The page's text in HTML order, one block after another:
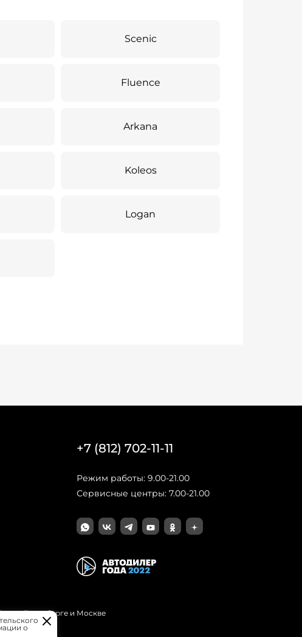
Scenic
Fluence
Arkana
Koleos
Logan
+7 (812) 702-11-11
Режим работы: 9.00-21.00
Сервисные центры: 7.00-21.00
Петербурге и Москве
о